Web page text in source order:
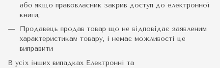
або якщо правовласник закрив доступ до електронної
книги;
Продавець продав товар що не відповідає заявленим
характеристикам товару, і немає можливості це
виправити
В усіх інших випадках Електронні та